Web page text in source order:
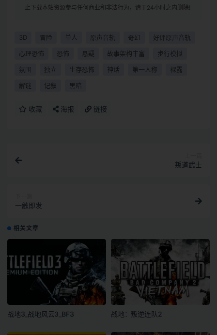
止下载本站资源参与任何商业和非法行为，请于24小时之内删除!
3D 冒险 单人 原声音轨 奇幻 好评原声音轨
心理恐怖 恐怖 悬疑 故事架构丰富 步行模拟
氛围 独立 生存恐怖 神话 第一人称 裸露
解谜 记叙 黑暗
收藏 海报 链接
叛道武士
一触即发
相关文章
战地3_战地风云3_BF3 战地：叛逆连队2